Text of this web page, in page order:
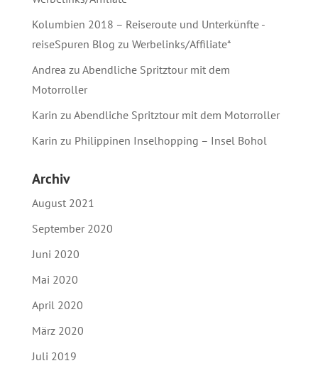
Kolumbien 2018 – Reiseroute und Unterkünfte -
reiseSpuren Blog zu Werbelinks/Affiliate*
Andrea zu Abendliche Spritztour mit dem
Motorroller
Karin zu Abendliche Spritztour mit dem Motorroller
Karin zu Philippinen Inselhopping – Insel Bohol
Archiv
August 2021
September 2020
Juni 2020
Mai 2020
April 2020
März 2020
Juli 2019